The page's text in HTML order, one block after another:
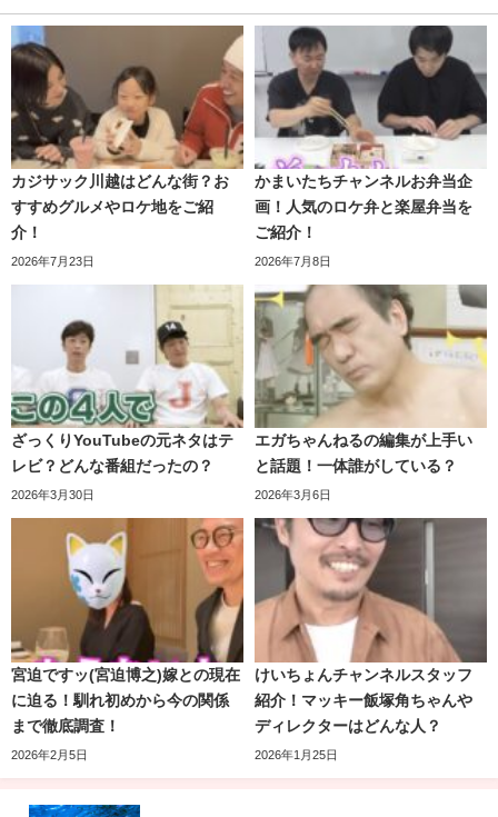
た。
優しい福くん兄弟姉妹
えっ？質問コーナー？？本家ではなかったような気がしま
すが……。
そんな質問コーナーで、こんな質問がありました。
エハラ家の食べている様子を見るカジサックファミリー。
今までにないくらい、前のめりになっています(笑)。
カジサック川越はどんな街？お
すすめグルメやロケ地をご紹
介！
2026年7月23日
かまいたちチャンネルお弁当企
画！人気のロケ弁と楽屋弁当を
ご紹介！
2026年7月8日
ざっくりYouTubeの元ネタはテ
レビ？どんな番組だったの？
2026年3月30日
エガちゃんねるの編集が上手い
と話題！一体誰がしている？
2026年3月6日
宮迫ですッ(宮迫博之)嫁との現在
に迫る！馴れ初めから今の関係
まで徹底調査！
2026年2月5日
けいちょんチャンネルスタッフ
紹介！マッキー飯塚角ちゃんや
ディレクターはどんな人？
2026年1月25日